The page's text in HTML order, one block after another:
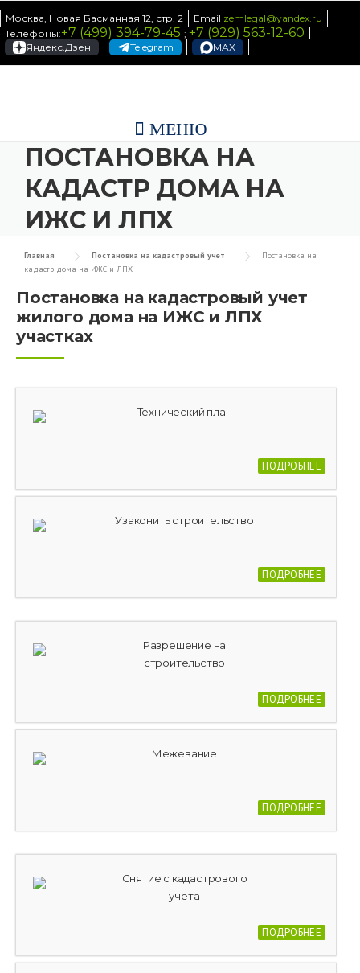
Skip to content
Москва, Новая Басманная 12, стр. 2 Email zemlegal@yandex.ru
Телефоны:+7 (499) 394-79-45 ; +7 (929) 563-12-60
Яндекс.Дзен Telegram MAX
МЕНЮ
ПОСТАНОВКА НА
КАДАСТР ДОМА НА
ИЖС И ЛПХ
Главная Постановка на кадастровый учет
Постановка на
кадастр дома на ИЖС и ЛПХ
Постановка на кадастровый учет
жилого дома на ИЖС и ЛПХ
участках
Технический план
ПОДРОБНЕЕ
Узаконить строительство
ПОДРОБНЕЕ
Разрешение на
строительство
ПОДРОБНЕЕ
Межевание
ПОДРОБНЕЕ
Снятие с кадастрового
учета
ПОДРОБНЕЕ